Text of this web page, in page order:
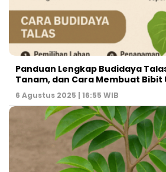
Panduan Lengkap Budidaya
Tanam, dan Cara Membuat Bibit
6 Agustus 2025 | 16:55 WIB